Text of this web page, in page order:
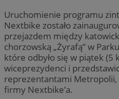
Uruchomienie programu
Nextbike zostało
przejazdem między
chorzowską „Żyrafą” w
które odbyło się w piątek (5
wiceprezydenci i
reprezentantami Metropolii,
firmy Nextbike’a.